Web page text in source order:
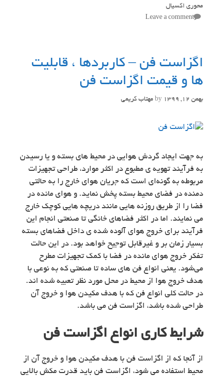
محوری اکسیال
Leave a comment
اگزاست فن – کاربردها ، قابلیت
ها و قیمت اگزاست فن
بهمن 12, 1399 by مهتاب کریمی
به جهت ایجاد گردش هوایی در محیط های بسته و یا رسیدن
به فرآیند تهویه ی مطبوع در اکثر موارد، طراحی تجهیزات
مربوطه به گونه‌ای است که جریان هوای خارج را به حالتی
دمنده در فضای محیط بسته پخش نماید. و هوای مانده در
فضا را از طریق روزنه هایی مانند دریچه هایی کوچک خارج
می نمایند. اما در اکثر فضاهای خانگی تا صنعتی انجام این
فرآیند برای خروج هوای آلوده شده ی داخل فضاهای بسته
بسیار زمان بر و غیرقابل توجیح خواهد بود. در این حالت
تفکر خروج هوای مانده در فضا با کمک تجهیزات مطرح
می‌شود. یعنی انواع فن های ساده تا صنعتی که به نوعی با
هدف خروج هوا از محیط در محل مورد نظر تعبیه شده اند.
در حالت کلی انواع فن که با هدف مکیدن هوا و خروج آن
طراحی شده باشد، اگزاست فن می باشد.
شرایط کاری انواع اگزاست فن
از آنجا که از اگزاست فن با هدف مکیدن هوا و خروج آن از
محیط استفاده می شود، اگزاست فن باید قدرت مکش بالایی